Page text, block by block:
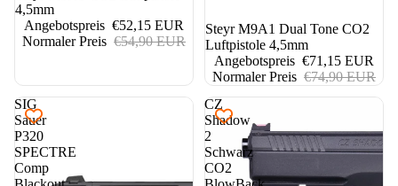
4,5mm
Angebotspreis €52,15 EUR
Normaler Preis €54,90 EUR
5%
Steyr M9A1 Dual Tone CO2
Luftpistole 4,5mm
Angebotspreis €71,15 EUR
Normaler Preis €74,90 EUR
SIG
Sauer
P320
SPECTRE
Comp
CZ
Shadow
2
Schwarz
CO2